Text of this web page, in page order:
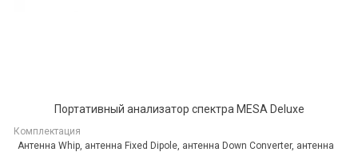
Портативный анализатор спектра MESA Deluxe
Комплектация
Антенна Whip, антенна Fixed Dipole, антенна Down Converter, антенна